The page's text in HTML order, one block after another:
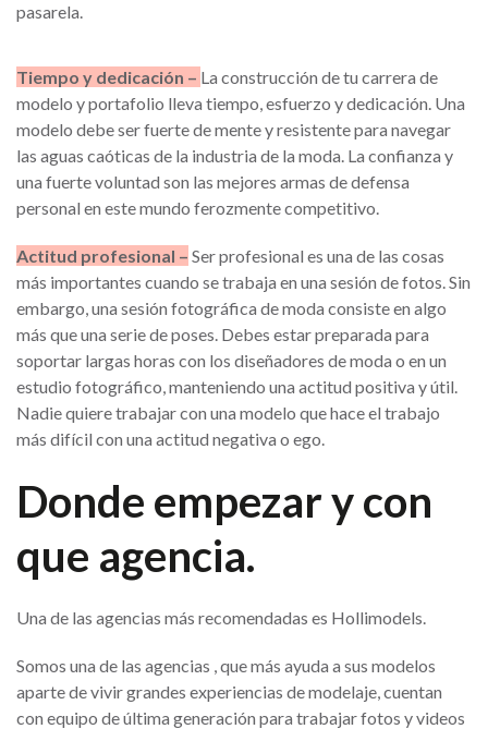
pasarela.
Tiempo y dedicación – La construcción de tu carrera de
modelo y portafolio lleva tiempo, esfuerzo y dedicación. Una
modelo debe ser fuerte de mente y resistente para navegar
las aguas caóticas de la industria de la moda. La confianza y
una fuerte voluntad son las mejores armas de defensa
personal en este mundo ferozmente competitivo.
Actitud profesional – Ser profesional es una de las cosas
más importantes cuando se trabaja en una sesión de fotos. Sin
embargo, una sesión fotográfica de moda consiste en algo
más que una serie de poses. Debes estar preparada para
soportar largas horas con los diseñadores de moda o en un
estudio fotográfico, manteniendo una actitud positiva y útil.
Nadie quiere trabajar con una modelo que hace el trabajo
más difícil con una actitud negativa o ego.
Donde empezar y con
que agencia.
Una de las agencias más recomendadas es Hollimodels.
Somos una de las agencias , que más ayuda a sus modelos
aparte de vivir grandes experiencias de modelaje, cuentan
con equipo de última generación para trabajar fotos y videos